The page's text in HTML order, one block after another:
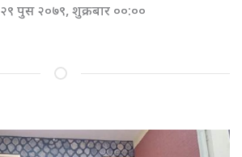
२९ पुस २०७९, शुक्रबार ००:००